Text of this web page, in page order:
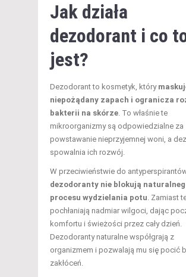
Jak działa
dezodorant i co
jest?
Dezodorant to kosmetyk, który
niepożądany zapach i ogranicza
bakterii na skórze. To właśnie te
mikroorganizmy są odpowiedzialne za
powstawanie nieprzyjemnej woni, a
spowalnia ich rozwój.
W przeciwieństwie do
dezodoranty nie blokują
procesu wydzielania potu. Zamiast
pochłaniają nadmiar wilgoci, dając
komfortu i świeżości przez cały dzień.
Dezodoranty naturalne współgrają z
organizmem i pozwalają mu się pocić
zakłóceń.